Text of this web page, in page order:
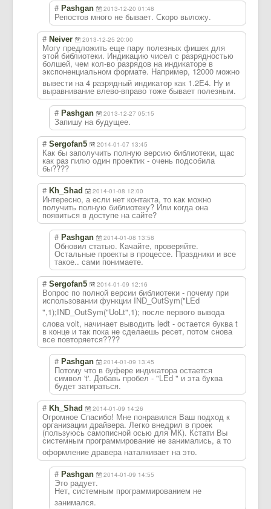
# Pashgan 2013-12-20 01:48
Репостов много не бывает. Скоро выложу.
# Neiver 2013-12-25 20:00
Могу предложить еще пару полезных фишек для
этой библиотеки. Индикацию чисел с разрядностью
болшей, чем кол-во разрядов на индикаторе в
экспоненциальном формате. Например, 12000 можно
вывести на 4 разрядный индикатор как 1.2E4. Ну и
выравнивание влево-вправо тоже бывает полезным.
# Pashgan 2013-12-27 05:15
Запишу на будущее.
# Sergofan5 2014-01-07 13:45
Как бы заполучить полную версию библиотеки, щас
как раз пилю один проектик - очень подсобила
бы????
# Kh_Shad 2014-01-08 12:00
Интересно, а если нет контакта, то как можно
получить полную библиотеку? Или когда она
появиться в доступе на сайте?
# Pashgan 2014-01-08 13:58
Обновил статью. Качайте, проверяйте.
Остальные проекты в процессе. Праздники и все
такое.. сами понимаете.
# Sergofan5 2014-01-09 12:16
Вопрос по полной версии библиотеки - почему при
использовании функции IND_OutSym("LEd
",1);IND_OutSym("UoLt",1); после первого вывода
слова volt, начинает выводить ledt - остается буква t
в конце и так пока не сделаешь ресет, потом снова
все повторяется????
# Pashgan 2014-01-09 13:45
Потому что в буфере индикатора остается
символ 't'. Добавь пробел - "LEd " и эта буква
будет затираться.
# Kh_Shad 2014-01-09 14:26
Огромное Спасибо! Мне понравился Ваш подход к
организации драйвера. Легко внедрил в проек
(пользуюсь самописной осью для МК). Кстати Вы
системным программирование не занимались, а то
оформление дравера наталкивает на это.
# Pashgan 2014-01-09 14:55
Это радует.
Нет, системным программированием не
занимался.